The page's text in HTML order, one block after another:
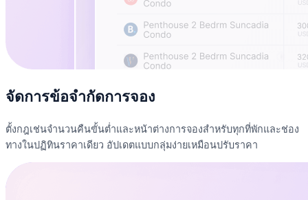
จัดการข้อจำกัดการจอง
ตั้งกฎเช่นจำนวนคืนขั้นต่ำและหน้าต่างการจองสำหรับทุกที่พักและช่อง
ทางในปฏิทินราคาเดียว อัปเดตแบบกลุ่มง่ายเหมือนปรับราคา